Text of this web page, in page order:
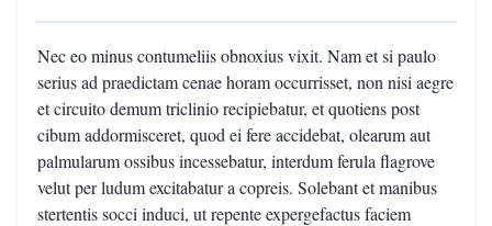
Nec eo minus contumeliis obnoxius vixit. Nam et si paulo
serius ad praedictam cenae horam occurrisset, non nisi aegre
et circuito demum triclinio recipiebatur, et quotiens post
cibum addormisceret, quod ei fere accidebat, olearum aut
palmularum ossibus incessebatur, interdum ferula flagrove
velut per ludum excitabatur a copreis. Solebant et manibus
stertentis socci induci, ut repente expergefactus faciem